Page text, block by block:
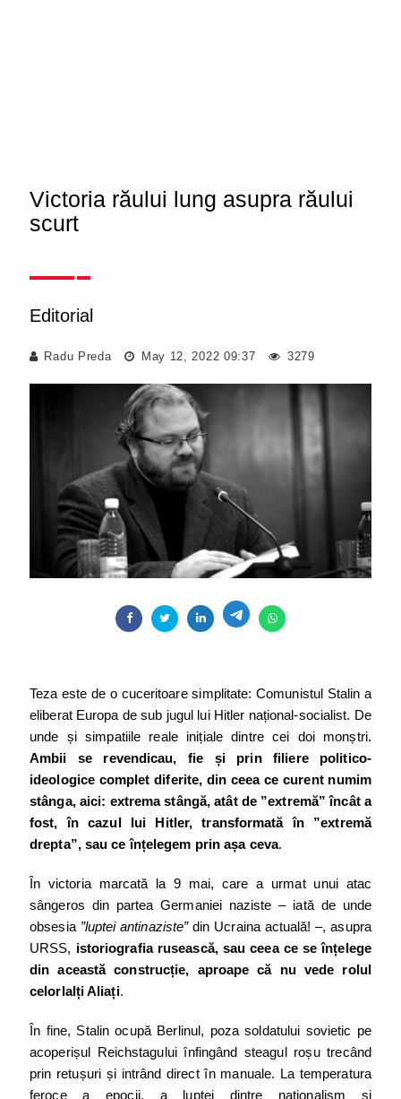
Victoria răului lung asupra răului
scurt
Editorial
Radu Preda May 12, 2022 09:37 3279
Teza este de o cuceritoare simplitate: Comunistul Stalin a
eliberat Europa de sub jugul lui Hitler național-socialist. De
unde și simpatiile reale inițiale dintre cei doi monștri.
Ambii se revendicau, fie și prin filiere politico-
ideologice complet diferite, din ceea ce curent numim
stânga, aici: extrema stângă, atât de ”extremă” încât a
fost, în cazul lui Hitler, transformată în ”extremă
drepta”, sau ce înțelegem prin așa ceva.
În victoria marcată la 9 mai, care a urmat unui atac
sângeros din partea Germaniei naziste – iată de unde
obsesia ”luptei antinaziste”din Ucraina actuală! –, asupra
URSS, istoriografia rusească, sau ceea ce se înțelege
din această construcție, aproape că nu vede rolul
celorlalți Aliați.
În fine, Stalin ocupă Berlinul, poza soldatului sovietic pe
acoperișul Reichstagului înfingând steagul roșu trecând
prin retușuri și intrând direct în manuale. La temperatura
feroce a epocii, a luptei dintre naționalism și